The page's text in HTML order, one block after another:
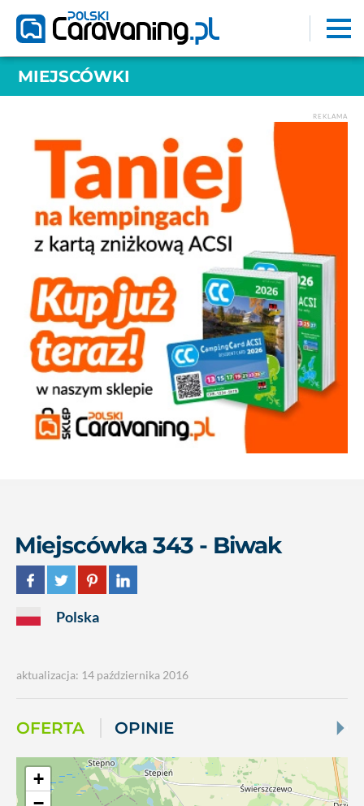
MIEJSCÓWKI
REKLAMA
Miejscówka 343 - Biwak
Polska
aktualizacja: 14 października 2016
OFERTA OPINIE
+